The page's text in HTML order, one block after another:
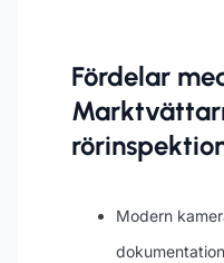
Fördelar
Modern